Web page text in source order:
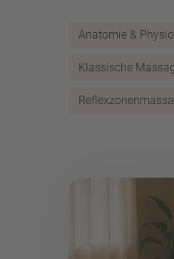
Anatomie &
Klassische